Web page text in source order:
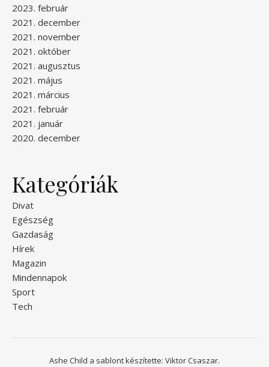
2023. február
2021. december
2021. november
2021. október
2021. augusztus
2021. május
2021. március
2021. február
2021. január
2020. december
Kategóriák
Divat
Egészség
Gazdaság
Hírek
Magazin
Mindennapok
Sport
Tech
Ashe Child a sablont készítette: Viktor Csaszar.